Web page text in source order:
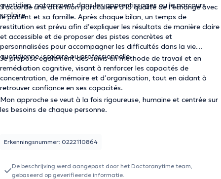
quotidien, notamment dans les apprentissages ou le parcours
scolaire.
J’accorde une attention particulière à la qualité de l’échange avec
le patient et sa famille. Après chaque bilan, un temps de
restitution est prévu afin d’expliquer les résultats de manière claire
et accessible et de proposer des pistes concrètes et
personnalisées pour accompagner les difficultés dans la vie
quotidienne, scolaire ou professionnelle.
Je propose également des suivis en méthode de travail et en
remédiation cognitive, visant à renforcer les capacités de
concentration, de mémoire et d’organisation, tout en aidant à
retrouver confiance en ses capacités.
Mon approche se veut à la fois rigoureuse, humaine et centrée sur
les besoins de chaque personne.
Erkenningsnummer: 0222110864
De beschrijving werd aangepast door het Doctoranytime team,
gebaseerd op geverifieerde informatie.